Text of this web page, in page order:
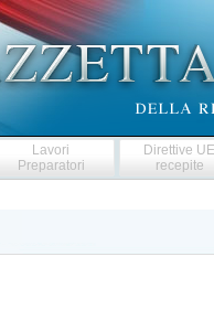
Lavori
Preparatori
Direttive
recepite